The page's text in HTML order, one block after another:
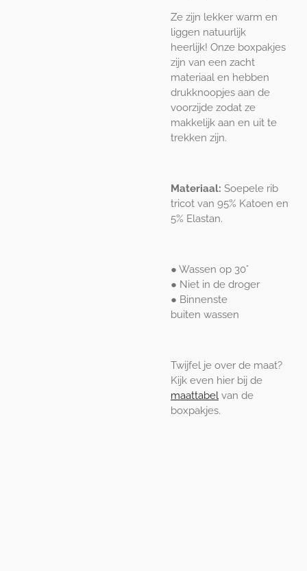
Ze zijn lekker warm en
liggen natuurlijk
heerlijk! Onze boxpakjes
zijn van een zacht
materiaal en hebben
drukknoopjes aan de
voorzijde zodat ze
makkelijk aan en uit te
trekken zijn.
Materiaal: Soepele rib
tricot van 95% Katoen en
5% Elastan.
● Wassen op 30°
● Niet in de droger
● Binnenste
buiten wassen
Twijfel je over de maat?
Kijk even hier bij de
maattabel van de
boxpakjes.